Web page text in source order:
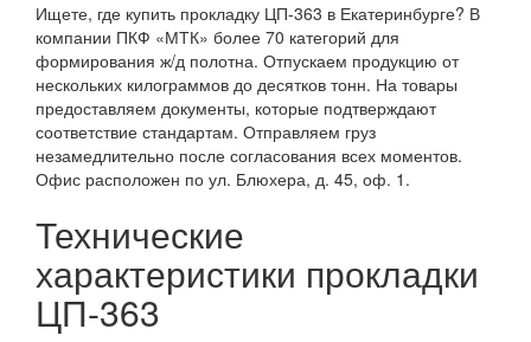
Ищете, где купить прокладку ЦП-363 в Екатеринбурге? В
компании ПКФ «МТК» более 70 категорий для
формирования ж/д полотна. Отпускаем продукцию от
нескольких килограммов до десятков тонн. На товары
предоставляем документы, которые подтверждают
соответствие стандартам. Отправляем груз
незамедлительно после согласования всех моментов.
Офис расположен по ул. Блюхера, д. 45, оф. 1.
Технические
характеристики прокладки
ЦП-363